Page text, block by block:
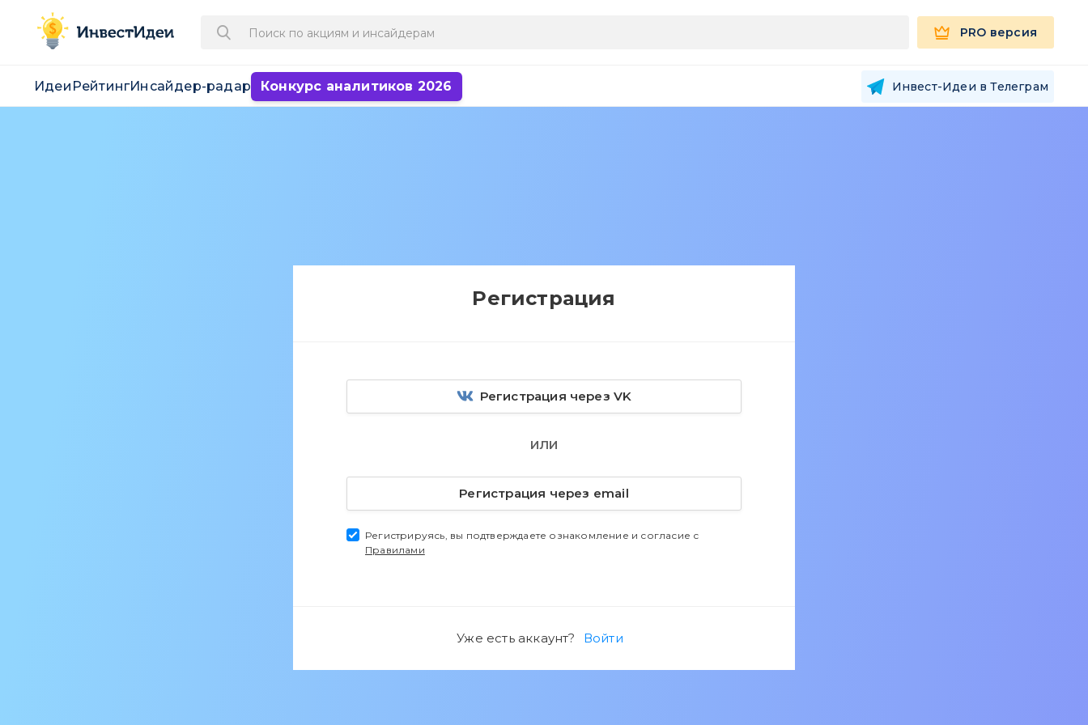
PRO версия
Идеи РейтингИнсайдер-радар Конкурс аналитиков 2026 Инвест-Идеи в Телеграм
Регистрация
Регистрация через VK
ИЛИ
Регистрация через email
Регистрируясь, вы подтверждаете ознакомление и согласие с
Правилами
Уже есть аккаунт? Войти